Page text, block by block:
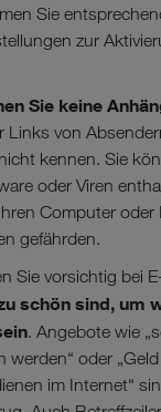
Sie
zur
Sie keine
Links von
kennen. Sie
oder Viren
Computer oder
gefährden.
Sie vorsichtig bei
schön sind, um
. Angebote wie
werden“ oder „Geld
im Internet“